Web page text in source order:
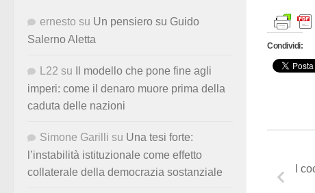
Condividi:
I
ernesto su Un pensiero su Guido
Salerno Aletta
L22 su
Il modello che pone fine agli
imperi: come il denaro muore prima della
caduta delle nazioni
Simone Garilli su Una tesi forte:
l’instabilità istituzionale come effetto
collaterale della democrazia sostanziale